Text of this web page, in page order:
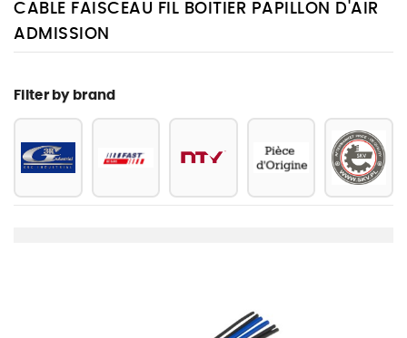
CABLE FAISCEAU FIL BOITIER PAPILLON D'AIR
ADMISSION
Filter by brand